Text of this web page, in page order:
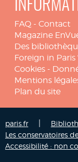
FAQ - Contact
Magazine
Des
Foreign in Paris
Cookies -
Mentions
Plan du site
paris.fr
Les conservatoires
Accessibilité : non